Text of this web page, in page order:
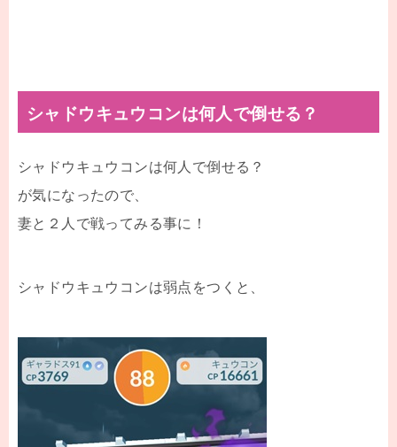
シャドウキュウコンは何人で倒せる？
シャドウキュウコンは何人で倒せる？
が気になったので、
妻と２人で戦ってみる事に！
シャドウキュウコンは弱点をつくと、